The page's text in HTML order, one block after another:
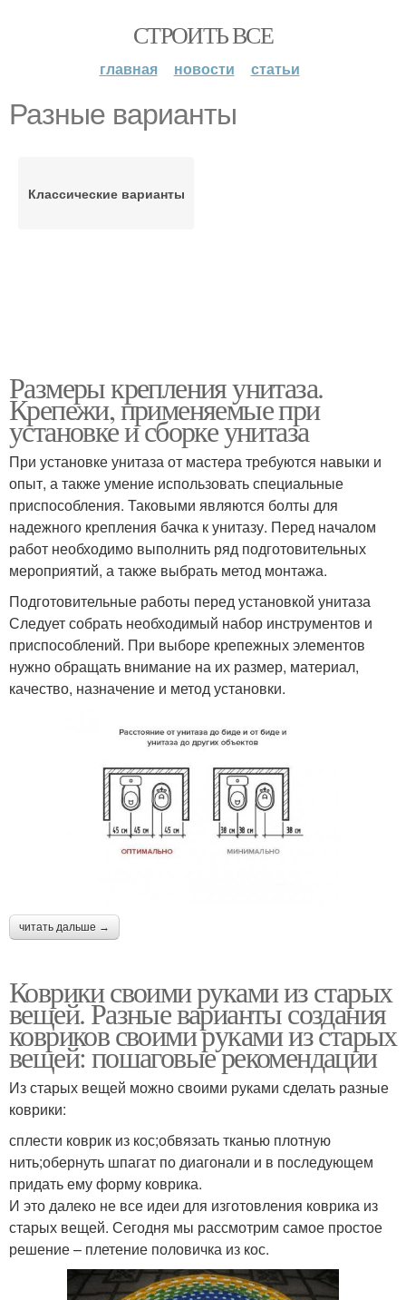
СТРОИТЬ ВСЕ
главная новости статьи
Разные варианты
Классические варианты
Размеры крепления унитаза.
Крепежи, применяемые при
установке и сборке унитаза
При установке унитаза от мастера требуются навыки и
опыт, а также умение использовать специальные
приспособления. Таковыми являются болты для
надежного крепления бачка к унитазу. Перед началом
работ необходимо выполнить ряд подготовительных
мероприятий, а также выбрать метод монтажа.
Подготовительные работы перед установкой унитаза
Следует собрать необходимый набор инструментов и
приспособлений. При выборе крепежных элементов
нужно обращать внимание на их размер, материал,
качество, назначение и метод установки.
читать дальше →
Коврики своими руками из старых
вещей. Разные варианты создания
ковриков своими руками из старых
вещей: пошаговые рекомендации
Из старых вещей можно своими руками сделать разные
коврики:
сплести коврик из кос;обвязать тканью плотную
нить;обернуть шпагат по диагонали и в последующем
придать ему форму коврика.
И это далеко не все идеи для изготовления коврика из
старых вещей. Сегодня мы рассмотрим самое простое
решение – плетение половичка из кос.